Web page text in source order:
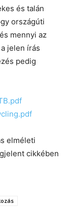
és talán
országúti
mennyi az
jelen írás
pedig
elméleti
cikkében